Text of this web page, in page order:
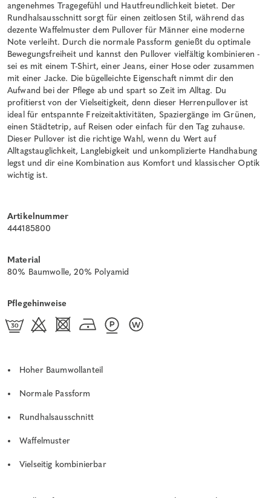
angenehmes Tragegefühl und Hautfreundlichkeit bietet. Der
Rundhalsausschnitt sorgt für einen zeitlosen Stil, während das
dezente Waffelmuster dem Pullover für Männer eine moderne
Note verleiht. Durch die normale Passform genießt du optimale
Bewegungsfreiheit und kannst den Pullover vielfältig kombinieren -
sei es mit einem T-Shirt, einer Jeans, einer Hose oder zusammen
mit einer Jacke. Die bügelleichte Eigenschaft nimmt dir den
Aufwand bei der Pflege ab und spart so Zeit im Alltag. Du
profitierst von der Vielseitigkeit, denn dieser Herrenpullover ist
ideal für entspannte Freizeitaktivitäten, Spaziergänge im Grünen,
einen Städtetrip, auf Reisen oder einfach für den Tag zuhause.
Dieser Pullover ist die richtige Wahl, wenn du Wert auf
Alltagstauglichkeit, Langlebigkeit und unkomplizierte Handhabung
legst und dir eine Kombination aus Komfort und klassischer Optik
wichtig ist.
Artikelnummer
444185800
Material
80% Baumwolle, 20% Polyamid
Pflegehinweise
Hoher Baumwollanteil
Normale Passform
Rundhalsausschnitt
Waffelmuster
Vielseitig kombinierbar